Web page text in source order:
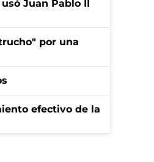
Juan Pablo II
por una
efectivo de la